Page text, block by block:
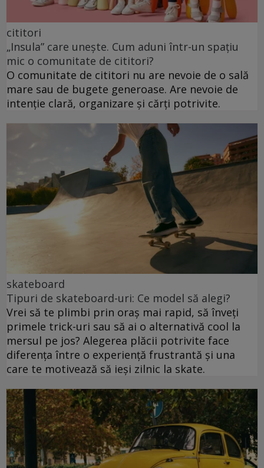
cititori
„Insula” care unește. Cum aduni într-un spațiu
mic o comunitate de cititori?
O comunitate de cititori nu are nevoie de o sală
mare sau de bugete generoase. Are nevoie de
intenție clară, organizare și cărți potrivite.
skateboard
Tipuri de skateboard-uri: Ce model să alegi?
Vrei să te plimbi prin oraș mai rapid, să înveți
primele trick-uri sau să ai o alternativă cool la
mersul pe jos? Alegerea plăcii potrivite face
diferența între o experiență frustrantă și una
care te motivează să ieși zilnic la skate.